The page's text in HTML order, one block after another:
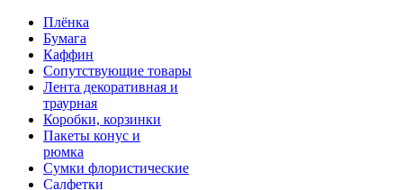
Плёнка
Бумага
Каффин
Сопутствующие товары
Лента декоративная и
траурная
Коробки, корзинки
Пакеты конус и
рюмка
Сумки флористические
Салфетки